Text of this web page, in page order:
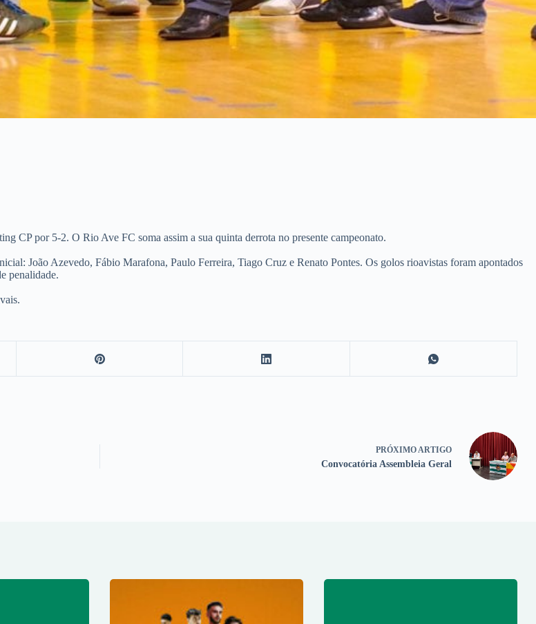
CP por 5-2. O Rio Ave FC soma assim a sua quinta derrota no presente campeonato.
João Azevedo, Fábio Marafona, Paulo Ferreira, Tiago Cruz e Renato Pontes. Os golos rioavistas foram apontados
penalidade.
PRÓXIMO ARTIGO
Convocatória Assembleia Geral